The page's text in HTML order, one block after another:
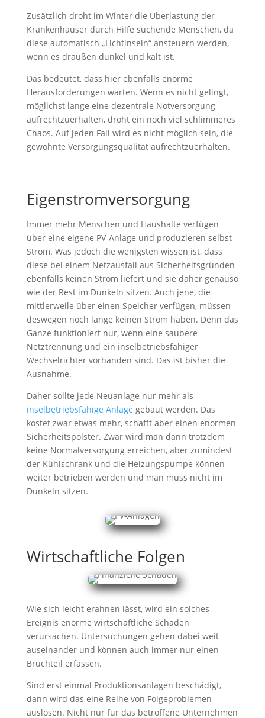
Zusätzlich droht im Winter die Überlastung der
Krankenhäuser durch Hilfe suchende Menschen, da
diese automatisch „Lichtinseln“ ansteuern werden,
wenn es draußen dunkel und kalt ist.
Das bedeutet, dass hier ebenfalls enorme
Herausforderungen warten. Wenn es nicht gelingt,
möglichst lange eine dezentrale Notversorgung
aufrechtzuerhalten, droht ein noch viel schlimmeres
Chaos. Auf jeden Fall wird es nicht möglich sein, die
gewohnte Versorgungsqualität aufrechtzuerhalten.
Eigenstromversorgung
Immer mehr Menschen und Haushalte verfügen
über eine eigene PV-Anlage und produzieren selbst
Strom. Was jedoch die wenigsten wissen ist, dass
diese bei einem Netzausfall aus Sicherheitsgründen
ebenfalls keinen Strom liefert und sie daher genauso
wie der Rest im Dunkeln sitzen. Auch jene, die
mittlerweile über einen Speicher verfügen, müssen
deswegen noch lange keinen Strom haben. Denn das
Ganze funktioniert nur, wenn eine saubere
Netztrennung und ein inselbetriebsfähiger
Wechselrichter vorhanden sind. Das ist bisher die
Ausnahme.
Daher sollte jede Neuanlage nur mehr als
inselbetriebsfähige Anlage gebaut werden. Das
kostet zwar etwas mehr, schafft aber einen enormen
Sicherheitspolster. Zwar wird man dann trotzdem
keine Normalversorgung erreichen, aber zumindest
der Kühlschrank und die Heizungspumpe können
weiter betrieben werden und man muss nicht im
Dunkeln sitzen.
Wirtschaftliche Folgen
Wie sich leicht erahnen lässt, wird ein solches
Ereignis enorme wirtschaftliche Schäden
verursachen. Untersuchungen gehen dabei weit
auseinander und können auch immer nur einen
Bruchteil erfassen.
Sind erst einmal Produktionsanlagen beschädigt,
dann wird das eine Reihe von Folgeproblemen
auslösen. Nicht nur für das betroffene Unternehmen